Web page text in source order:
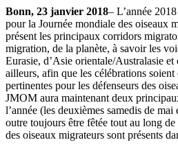
Bonn, 23 janvier 2018– L’année
pour la Journée mondiale des oiseaux
présent les principaux corridors
migration, de la planète, à savoir les
Eurasie, d’Asie orientale/Australasie et
ailleurs, afin que les célébrations soient
pertinentes pour les défenseurs des
JMOM aura maintenant deux
l’année (les deuxièmes samedis de mai
outre toujours être fêtée tout au long de
des oiseaux migrateurs sont présents